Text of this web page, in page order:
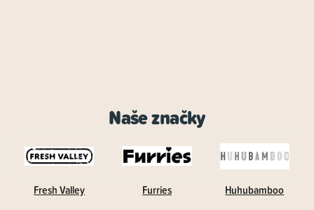
Naše značky
Fresh Valley Furries Huhubamboo